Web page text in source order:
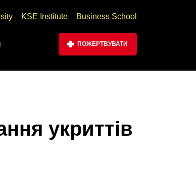
KSE Institute Business School
ПОЖЕРТВУВАТИ
укриттів